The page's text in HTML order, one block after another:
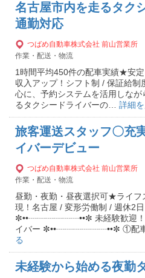
名古屋市内を走るタク
通勤対応
つばめ自動車株式会社 前山営業所
作業・配送・物流
1時間平均450件の配車実績★安
収入アップ！シフト制 / 保証給制
心に、予約システムを活用しな
るタクシードライバーの… 詳細
旅客運送スタッフ〇充
イバーデビュー
つばめ自動車株式会社 前山営業所
作業・配送・物流
昼勤・夜勤・昼夜選択可★ライフ
現！名古屋 / 変形労働制 / 週休2
✼••┈┈┈┈┈┈••✼ 未経験歓迎！
イバー ✼••┈┈┈┈┈┈••✼ ①配車
る
未経験から始める夜勤